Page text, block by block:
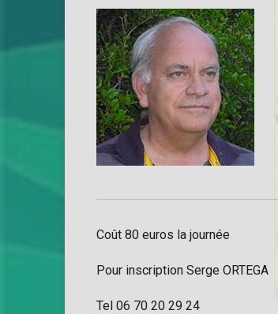
Coût 80 euros la journée
Pour inscription Serge ORTEGA
Tel 06 70 20 29 24